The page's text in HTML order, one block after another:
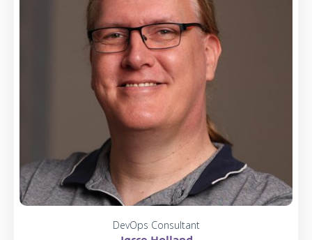
DevOps Consultant